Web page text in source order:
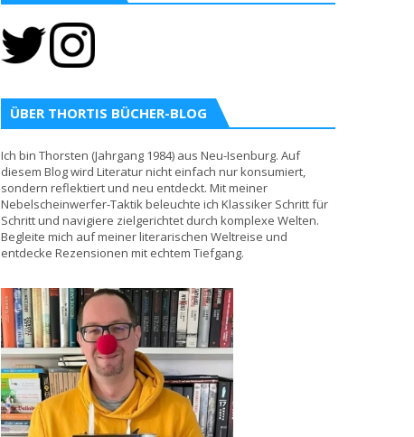
ÜBER THORTIS BÜCHER-BLOG
Ich bin Thorsten (Jahrgang 1984) aus Neu-Isenburg. Auf
diesem Blog wird Literatur nicht einfach nur konsumiert,
sondern reflektiert und neu entdeckt. Mit meiner
Nebelscheinwerfer-Taktik beleuchte ich Klassiker Schritt für
Schritt und navigiere zielgerichtet durch komplexe Welten.
Begleite mich auf meiner literarischen Weltreise und
entdecke Rezensionen mit echtem Tiefgang.